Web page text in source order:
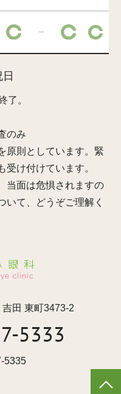
－
了。
のみ
原則としています。緊
受け付けています。
当面は危惧されますの
いて、どうぞご理解く
田 東町3473-2
5333
5335